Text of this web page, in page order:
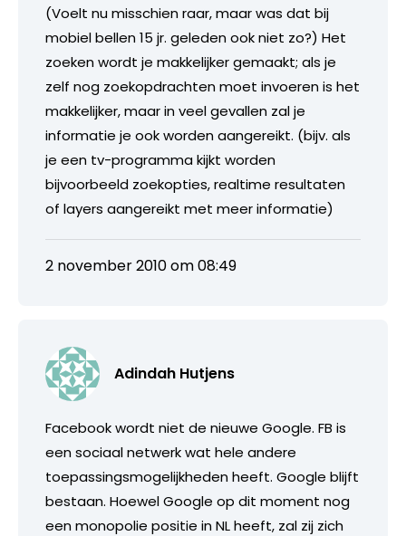
(Voelt nu misschien raar, maar was dat bij
mobiel bellen 15 jr. geleden ook niet zo?) Het
zoeken wordt je makkelijker gemaakt; als je
zelf nog zoekopdrachten moet invoeren is het
makkelijker, maar in veel gevallen zal je
informatie je ook worden aangereikt. (bijv. als
je een tv-programma kijkt worden
bijvoorbeeld zoekopties, realtime resultaten
of layers aangereikt met meer informatie)
2 november 2010 om 08:49
Adindah Hutjens
Facebook wordt niet de nieuwe Google. FB is
een sociaal netwerk wat hele andere
toepassingsmogelijkheden heeft. Google blijft
bestaan. Hoewel Google op dit moment nog
een monopolie positie in NL heeft, zal zij zich